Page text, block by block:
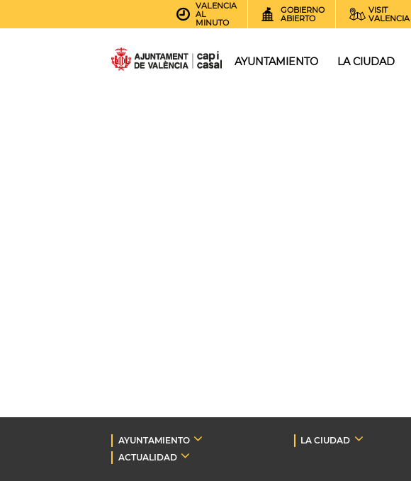
VALENCIA
AL
MINUTO
GOBIERNO
ABIERTO
VISIT
VALENCIA
AYUNTAMIENTO LA CIUDAD
AYUNTAMIENTO LA CIUDAD
ACTUALIDAD